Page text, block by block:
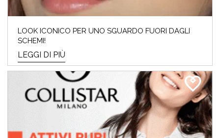
LOOK ICONICO PER UNO SGUARDO FUORI DAGLI
SCHEMI!
LEGGI DI PIÙ